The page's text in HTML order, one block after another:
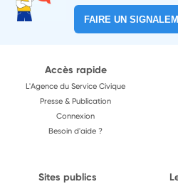
FAIRE UN
Accès rapide
L'Agence du Service Civique
Presse & Publication
Connexion
Besoin d'aide ?
Sites publics